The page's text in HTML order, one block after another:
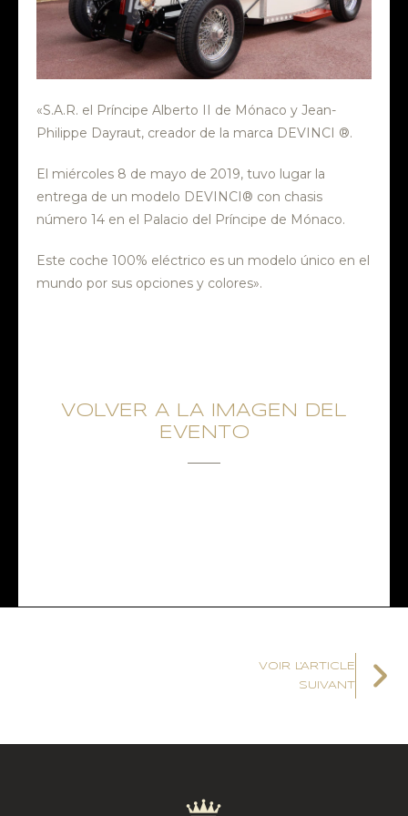
«S.A.R. el Príncipe Alberto II de Mónaco y Jean-
Philippe Dayraut, creador de la marca DEVINCI ®.
El miércoles 8 de mayo de 2019, tuvo lugar la
entrega de un modelo DEVINCI® con chasis
número 14 en el Palacio del Príncipe de Mónaco.
Este coche 100% eléctrico es un modelo único en el
mundo por sus opciones y colores».
VOLVER A LA IMAGEN DEL
EVENTO
VOIR L'ARTICLE
SUIVANT